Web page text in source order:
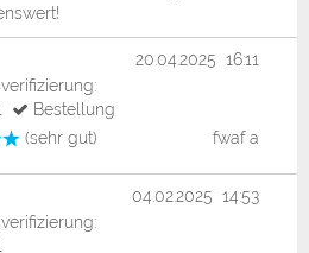
(sehr gut) fwaf a
20.04.2025 16:11
Bestellung
04.02.2025 14:53